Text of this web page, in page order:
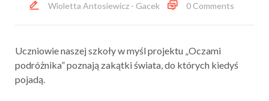
Wioletta Antosiewicz - Gacek
0 Comments
Uczniowie naszej szkoły w myśl projektu „Oczami
podróżnika” poznają zakątki świata, do których kiedyś
pojadą.